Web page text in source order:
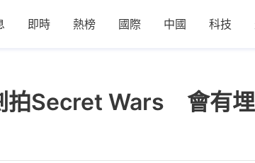
即時 熱榜 國際 中國 科技
拍Secret Wars 會有